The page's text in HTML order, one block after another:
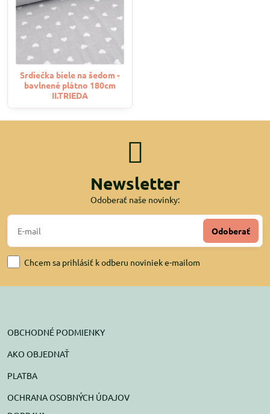
Srdiečka biele na šedom -
bavlnené plátno 180cm
II.TRIEDA
Newsletter
Odoberať naše novinky:
Odoberať
Chcem sa prihlásiť k odberu noviniek e-mailom
OBCHODNÉ PODMIENKY
AKO OBJEDNAŤ
PLATBA
OCHRANA OSOBNÝCH ÚDAJOV